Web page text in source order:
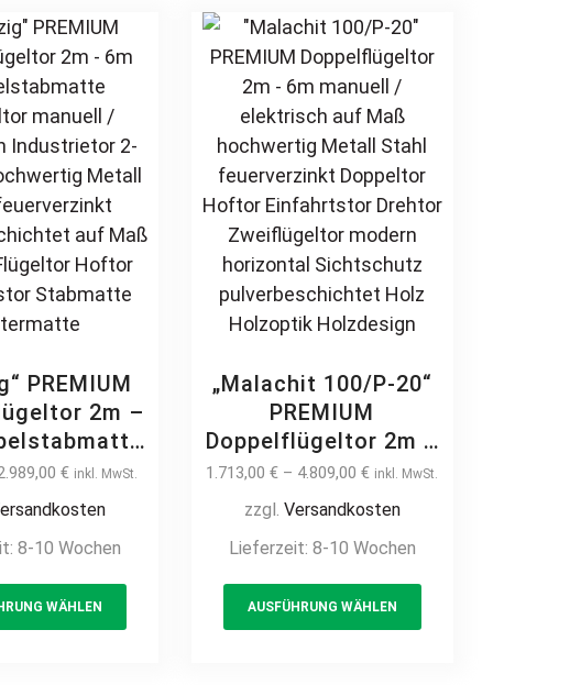
Zierspitzenmay
on
the
page
pulverbeschichtet
Schmuckzaun
Zierzaun Zierspitzen
Rundbogen günstig
options
chosen
on
the
page
PREMIUM
2m –
manuell /
2-
hochwertig
Stahl
€ inkl. MwSt.
8-10 Wochen
WÄHLEN
This
„Malachit 100/P-20“
PREMIUM
Doppelflügeltor 2m –
6m manuell /
elektrisch auf Maß
hochwertig Metall
Stahl feuerverzinkt
Doppeltor Hoftor
Einfahrtstor Drehtor
1.713,00€ – 4.809,00€ inkl. MwSt.
zzgl. Versandkosten
Lieferzeit: 8-10 Wochen
AUSFÜHRUNG WÄHLEN
This